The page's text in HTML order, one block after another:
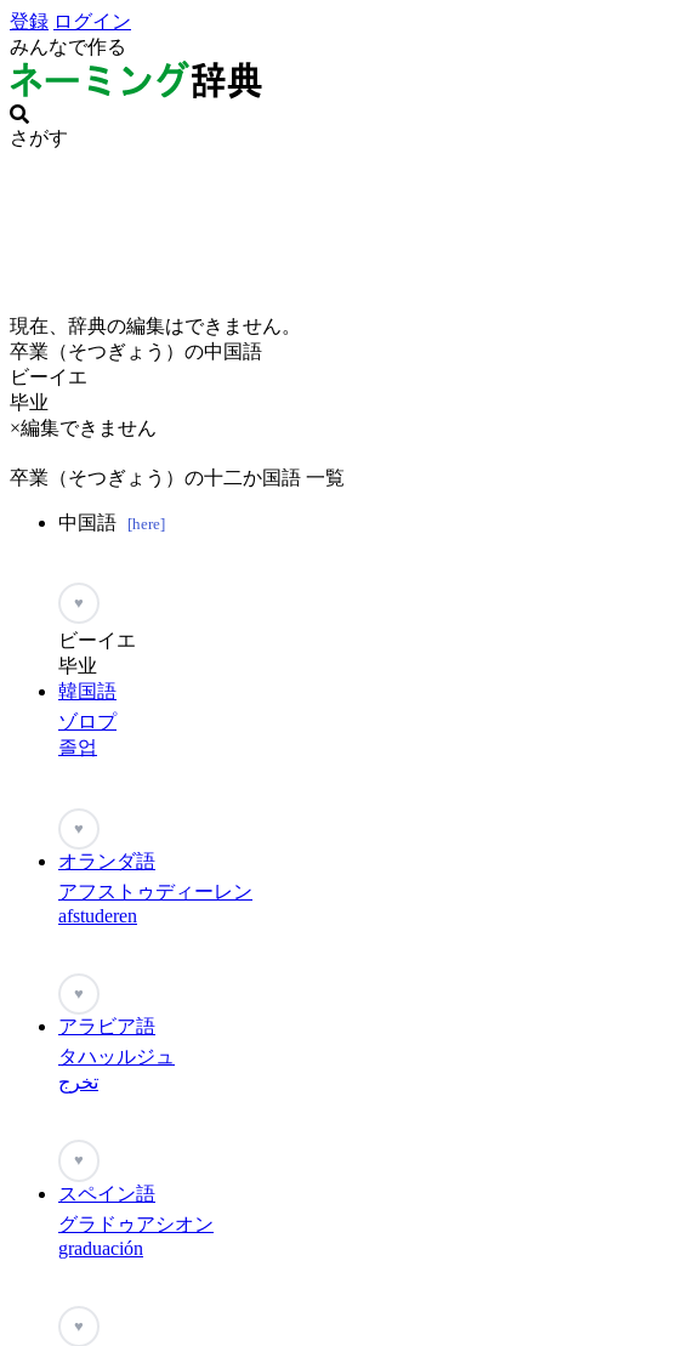
登録 ログイン
みんなで作る
さがす
現在、辞典の編集はできません。
卒業（そつぎょう）の中国語
ビーイエ
毕业
×編集できません
卒業（そつぎょう）の十二か国語 一覧
中国語 [here]
♥
ビーイエ
毕业
韓国語
ゾロプ
졸업
♥
オランダ語
アフストゥディーレン
afstuderen
♥
アラビア語
タハッルジュ
تخرج
♥
スペイン語
グラドゥアシオン
graduación
♥